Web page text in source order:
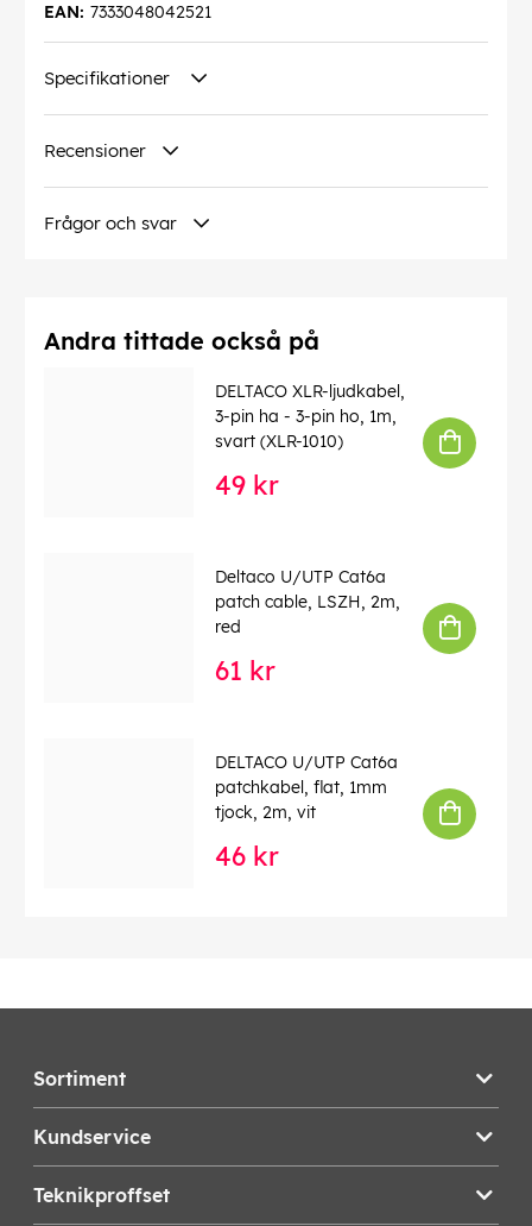
7333048042521
EAN:
Specifikationer
Recensioner
Frågor och svar
Andra tittade också på
DELTACO XLR-ljudkabel,
3-pin ha - 3-pin ho, 1m,
svart (XLR-1010)
49 kr
Deltaco U/UTP Cat6a
patch cable, LSZH, 2m,
red
61 kr
DELTACO U/UTP Cat6a
patchkabel, flat, 1mm
tjock, 2m, vit
46 kr
Sortiment
Kundservice
Teknikproffset